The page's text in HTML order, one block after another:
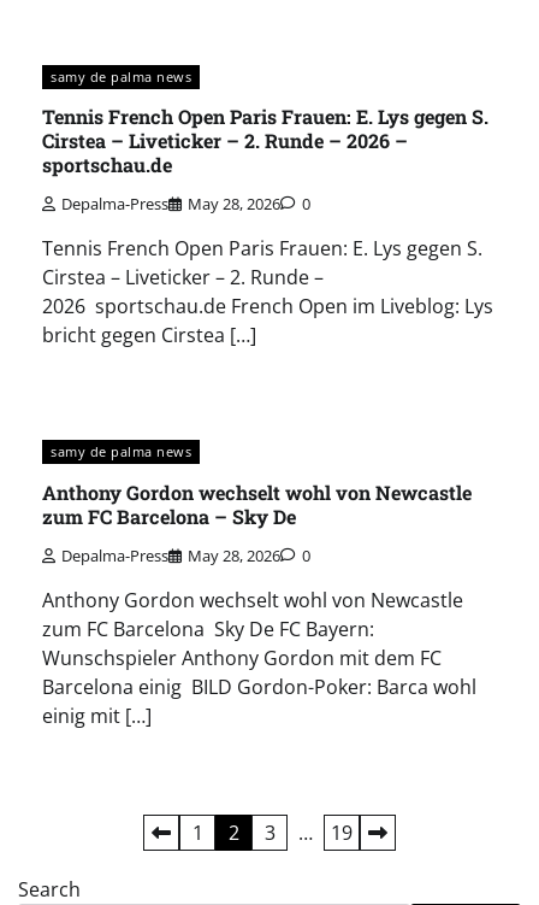
samy de palma news
Tennis French Open Paris Frauen: E. Lys gegen S.
Cirstea – Liveticker – 2. Runde – 2026 –
sportschau.de
Depalma-Press May 28, 2026 0
Tennis French Open Paris Frauen: E. Lys gegen S.
Cirstea – Liveticker – 2. Runde –
2026 sportschau.de French Open im Liveblog: Lys
bricht gegen Cirstea […]
samy de palma news
Anthony Gordon wechselt wohl von Newcastle
zum FC Barcelona – Sky De
Depalma-Press May 28, 2026 0
Anthony Gordon wechselt wohl von Newcastle
zum FC Barcelona Sky De FC Bayern:
Wunschspieler Anthony Gordon mit dem FC
Barcelona einig BILD Gordon-Poker: Barca wohl
einig mit […]
pagination
1 2 3 … 19
Search